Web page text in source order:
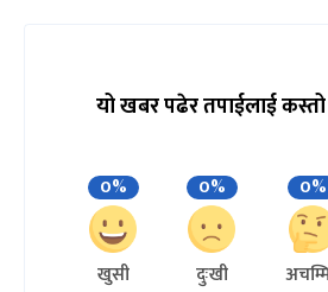
यो खबर पढेर तपाईलाई
0%
खुसी
0%
दुःखी
0%